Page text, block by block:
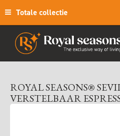
Totale collectie
ROYAL SEASONS®
VERSTELBAAR